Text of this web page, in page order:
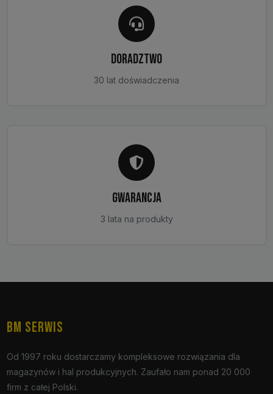
DORADZTWO
30 lat doświadczenia
GWARANCJA
3 lata na produkty
BM SERWIS
Od 1997 roku dostarczamy kompleksowe rozwiązania dla
magazynów i hal produkcyjnych. Zaufało nam ponad 20 000
firm z całej Polski.